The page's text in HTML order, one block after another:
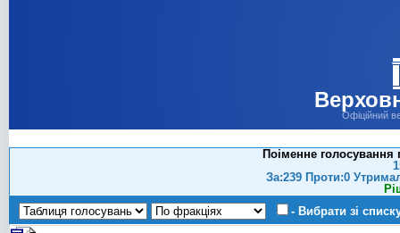
Офіційний
Поіменне
За:239 Проти:0
- Вибрати зі